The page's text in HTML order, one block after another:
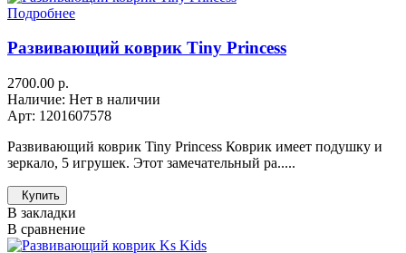
Подробнее
Развивающий коврик Tiny Princess
2700.00 р.
Наличие: Нет в наличии
Арт: 1201607578
Развивающий коврик Tiny Princess Коврик имеет подушку и
зеркало, 5 игрушек. Этот замечательный ра.....
Купить
В закладки
В сравнение